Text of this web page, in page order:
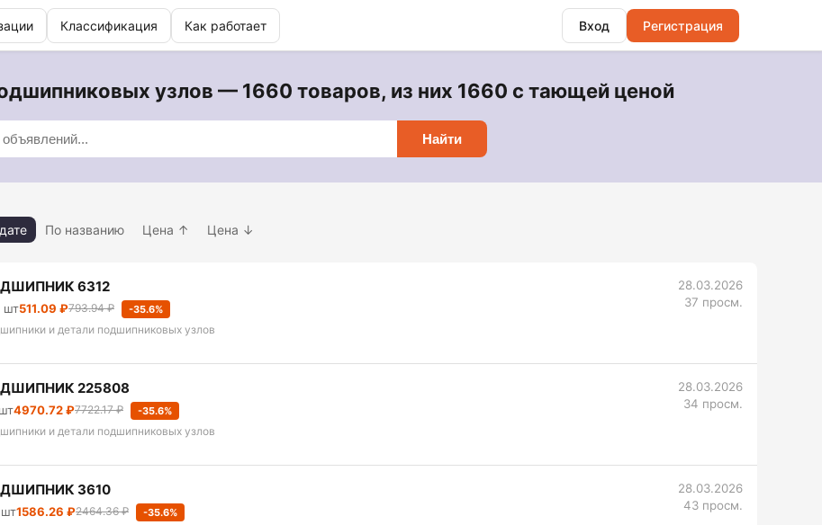
Классификация Как работает Вход Регистрация
узлов — 1660 товаров, из них 1660 с тающей ценой
Найти
По названию Цена ↑ Цена ↓
6312
шт511.09 ₽793.94 ₽ -35.6%
и детали подшипниковых узлов
28.03.2026
37 просм.
225808
4970.72 ₽7722.17 ₽ -35.6%
и детали подшипниковых узлов
28.03.2026
34 просм.
3610
1586.26 ₽2464.36 ₽ -35.6%
28.03.2026
43 просм.